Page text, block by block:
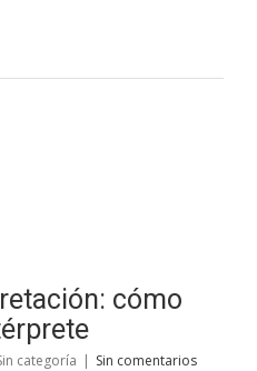
cómo
categoría | Sin comentarios